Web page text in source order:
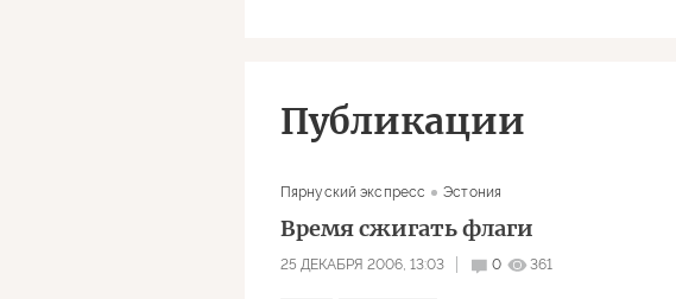
Публикации
Пярнуский экспресс Эстония
Время сжигать флаги
25 ДЕКАБРЯ 2006, 13:03 0 361